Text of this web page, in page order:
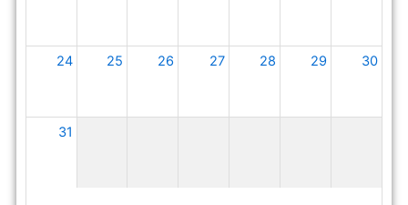
24 25 26 27 28 29 30
31